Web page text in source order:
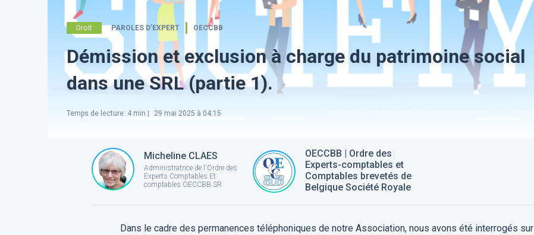
Droit PAROLES D’EXPERT OECCBB
Démission et exclusion à charge du patrimoine social
dans une SRL (partie 1).
Temps de lecture: 4 min | 29 mai 2025 à 04:15
Micheline CLAES
Administratrice de l'Ordre des
Experts Comptables Et
comptables OECCBB SR
OECCBB | Ordre des
Experts-comptables et
Comptables brevetés de
Belgique Société Royale
Dans le cadre des permanences téléphoniques de notre Association, nous avons été interrogés sur